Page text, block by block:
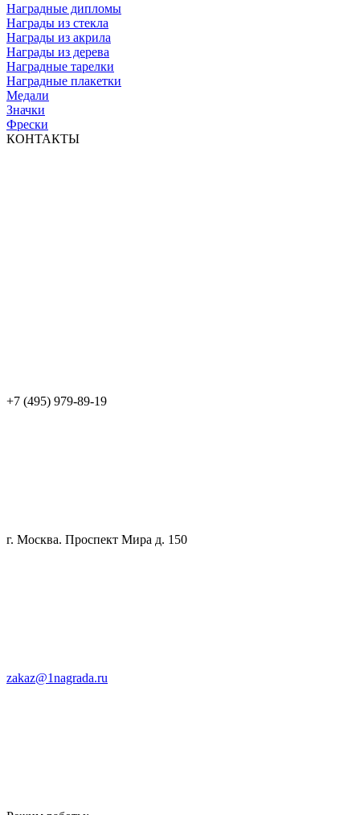
Наградные дипломы
Награды из стекла
Награды из акрила
Награды из дерева
Наградные тарелки
Наградные плакетки
Медали
Значки
Фрески
КОНТАКТЫ
+7 (495) 979-89-19
г. Москва. Проспект Мира д. 150
zakaz@1nagrada.ru